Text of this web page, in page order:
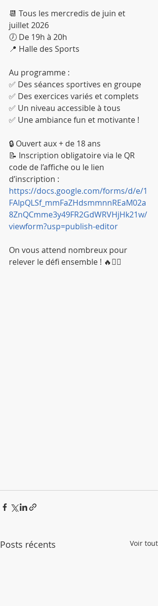
📆 Tous les mercredis de juin et
juillet 2026
🕖 De 19h à 20h
📍 Halle des Sports
Au programme :
✅ Des séances sportives en groupe
✅ Des exercices variés et complets
✅ Un niveau accessible à tous
✅ Une ambiance fun et motivante !
🔒 Ouvert aux + de 18 ans
📝 Inscription obligatoire via le QR
code de l’affiche ou le lien
d’inscription :
https://docs.google.com/forms/d/e/1
FAIpQLSf_mmFaZHdsmmnnREaM02a
8ZnQCmme3y49FR2GdWRVHjHk21w/
viewform?usp=publish-editor
On vous attend nombreux pour
relever le défi ensemble ! 🔥🏋️‍♂️
Posts récents Voir tout